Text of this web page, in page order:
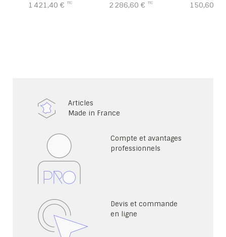
1 421,40 € 2 286,60 € 150,60 €
Articles
Made in France
Compte et avantages
professionnels
Devis et commande
en ligne